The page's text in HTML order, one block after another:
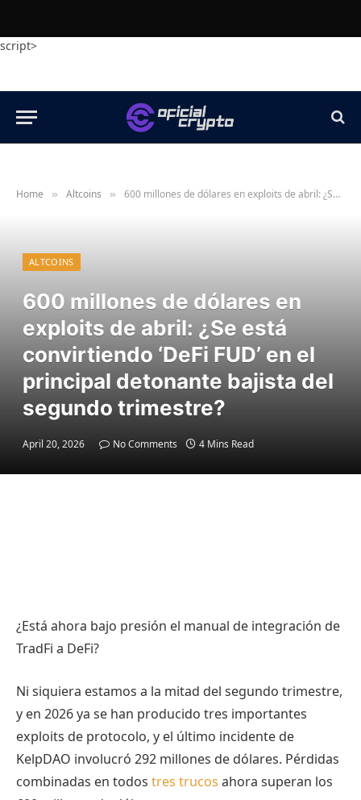
script>
Home » Altcoins » 600 millones de dólares en exploits de abril: ¿Se está convirtiendo ‘DeFi FUD’ en el principal detonante bajista del segundo trimestre?
ALTCOINS
600 millones de dólares en
exploits de abril: ¿Se está
convirtiendo ‘DeFi FUD’ en el
principal detonante bajista del
segundo trimestre?
April 20, 2026 No Comments 4 Mins Read
¿Está ahora bajo presión el manual de integración de
TradFi a DeFi?
Ni siquiera estamos a la mitad del segundo trimestre,
y en 2026 ya se han producido tres importantes
exploits de protocolo, y el último incidente de
KelpDAO involucró 292 millones de dólares. Pérdidas
combinadas en todos tres trucos ahora superan los